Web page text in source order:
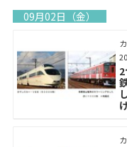
09月02日（金）